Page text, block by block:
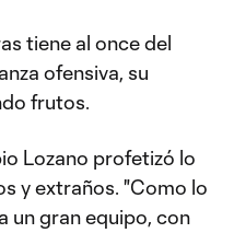
tiene al once del
ofensiva, su
frutos.
Lozano profetizó lo
y extraños. "Como lo
un gran equipo, con